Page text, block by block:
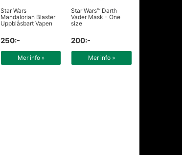
Star Wars
Mandalorian Blaster
Uppblåsbart Vapen
250:-
Mer info »
Star Wars™ Darth
Vader Mask - One
size
200:-
Mer info »